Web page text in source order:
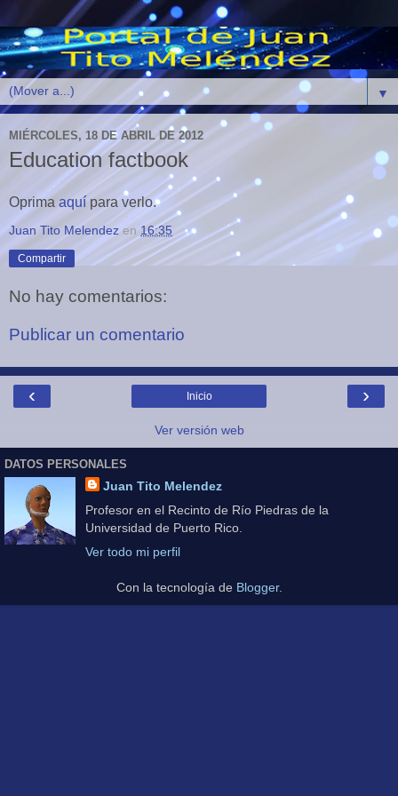
▼
MIÉRCOLES, 18 DE ABRIL DE 2012
Education factbook
Oprima aquí para verlo.
Juan Tito Melendez en16:35
Compartir
No hay comentarios:
Publicar un comentario
‹ ›
Inicio
Ver versión web
DATOS PERSONALES
Juan Tito Melendez
Profesor en el Recinto de Río Piedras de la
Universidad de Puerto Rico.
Ver todo mi perfil
Con la tecnología de Blogger.